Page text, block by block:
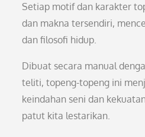
Setiap motif dan karakter
dan makna tersendiri,
dan filosofi hidup.
Dibuat secara manual
teliti, topeng-topeng ini
keindahan seni dan
patut kita lestarikan.